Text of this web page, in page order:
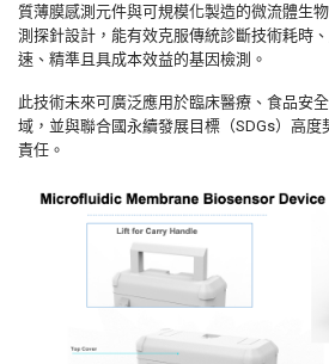
質薄膜感測元件與可規模化製造的微流體生
測探針設計， 能有效克服傳統診斷技術耗時
速、 精準且具成本效益的基因檢測。
此技術未來可廣泛應用於臨床醫療、食品安全
域，並與聯合國永續發展目標（SDGs） 高度
責任。